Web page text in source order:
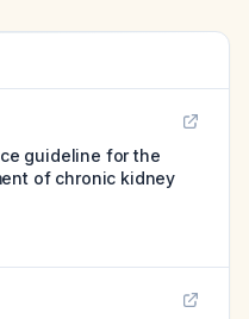
guideline for the
of chronic kidney